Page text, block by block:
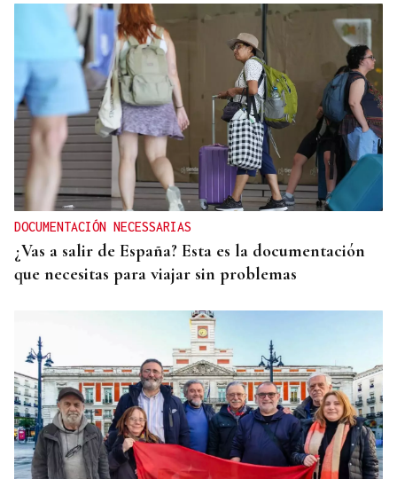
DOCUMENTACIÓN NECESSARIAS
¿Vas a salir de España? Esta es la documentación
que necesitas para viajar sin problemas